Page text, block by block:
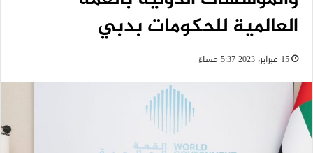
العالمية للحكومات بدبي
15 فبراير، 2023 5:37 مساءً